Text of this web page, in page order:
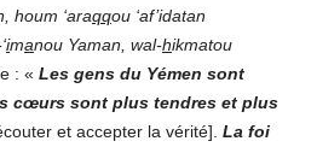
houm ‘araqqou ‘af’idatan
imanou Yaman, wal-hikmatou
: « Les gens du Yémen sont
cœurs sont plus tendres et plus
et accepter la vérité]. La foi